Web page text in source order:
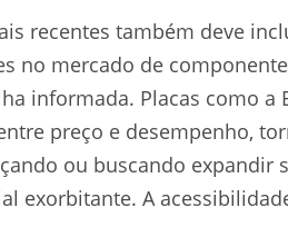
recentes também deve
no mercado de
informada. Placas como a
preço e desempenho,
ou buscando expandir
exorbitante. A